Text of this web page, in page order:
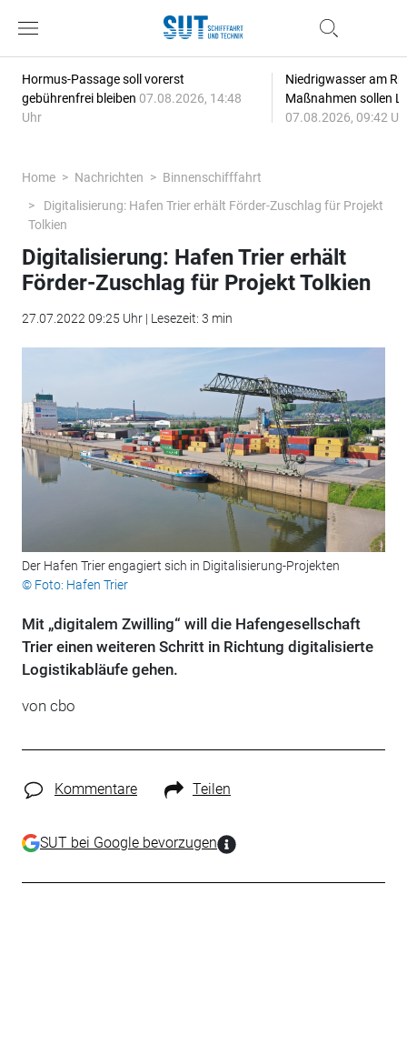
Hormus-Passage soll vorerst
gebührenfrei bleiben 07.08.2026, 14:48
Uhr
Niedrigwasser am
Maßnahmen sollen
07.08.2026, 09:42
Home Nachrichten
Binnenschifffahrt
Digitalisierung: Hafen Trier erhält Förder-Zuschlag für Projekt
Tolkien
Digitalisierung: Hafen Trier erhält
Förder-Zuschlag für Projekt Tolkien
27.07.2022 09:25 Uhr | Lesezeit: 3 min
Der Hafen Trier engagiert sich in Digitalisierung-Projekten
© Foto: Hafen Trier
Mit „digitalem Zwilling“ will die Hafengesellschaft
Trier einen weiteren Schritt in Richtung digitalisierte
Logistikabläufe gehen.
von cbo
Kommentare Teilen
SUT bei Google bevorzugen